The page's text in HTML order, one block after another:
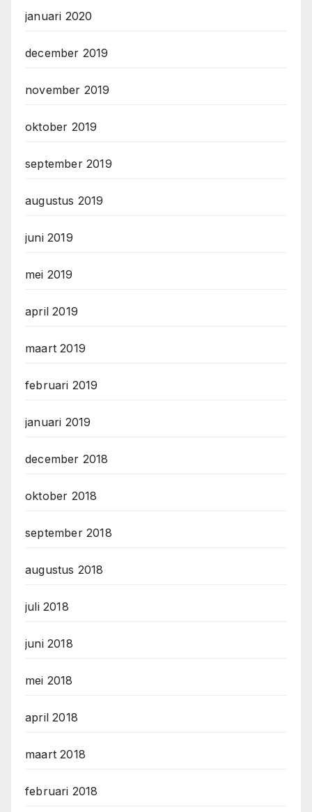
januari 2020
december 2019
november 2019
oktober 2019
september 2019
augustus 2019
juni 2019
mei 2019
april 2019
maart 2019
februari 2019
januari 2019
december 2018
oktober 2018
september 2018
augustus 2018
juli 2018
juni 2018
mei 2018
april 2018
maart 2018
februari 2018